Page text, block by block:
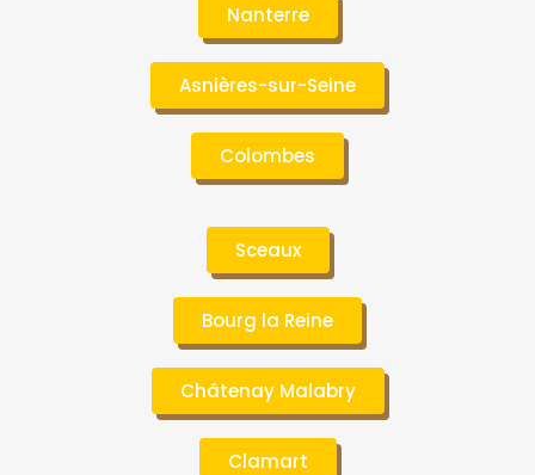
Nanterre
Asnières-sur-Seine
Colombes
Sceaux
Bourg la Reine
Châtenay Malabry
Clamart